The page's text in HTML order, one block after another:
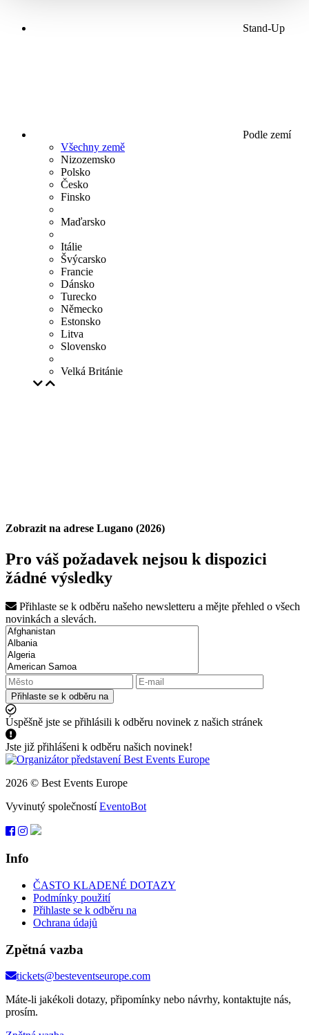
Stand-Up
Podle zemí
Všechny země
Nizozemsko
Polsko
Česko
Finsko
Maďarsko
Itálie
Švýcarsko
Francie
Dánsko
Turecko
Německo
Estonsko
Litva
Slovensko
Velká Británie
Zobrazit na adrese Lugano (2026)
Pro váš požadavek nejsou k dispozici
žádné výsledky
Přihlaste se k odběru našeho newsletteru a mějte přehled o všech
novinkách a slevách.
Přihlaste se k odběru na
Úspěšně jste se přihlásili k odběru novinek z našich stránek
Jste již přihlášeni k odběru našich novinek!
2026 © Best Events Europe
Vyvinutý společnostíEventoBot
Info
ČASTO KLADENÉ DOTAZY
Podmínky použití
Přihlaste se k odběru na
Ochrana údajů
Zpětná vazba
tickets@besteventseurope.com
Máte-li jakékoli dotazy, připomínky nebo návrhy, kontaktujte nás,
prosím.